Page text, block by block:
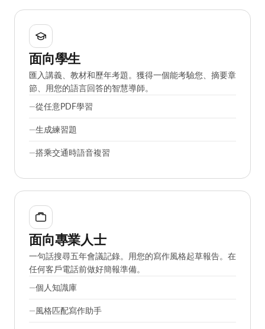
面向學生
匯入講義、教材和歷年考題。獲得一個能考驗您、摘要章
節、用您的語言回答的智慧導師。
從任意PDF學習
生成練習題
搭乘交通時語音複習
面向專業人士
一句話搜尋五年會議記錄。用您的寫作風格起草報告。在
任何客戶電話前做好簡報準備。
個人知識庫